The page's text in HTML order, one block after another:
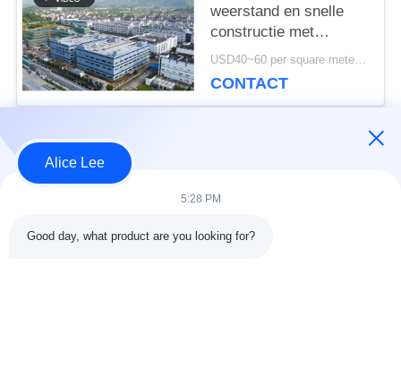
weerstand en snelle
constructie met
duurzame stalen
voor uw
USD40~60 per square meter MOQ:1000 vierkante meter
CONTACT
populaire categorieën
de bouw van de
De Workshop van de
Alice Lee
5:28 PM
Good day, what product are you looking for?